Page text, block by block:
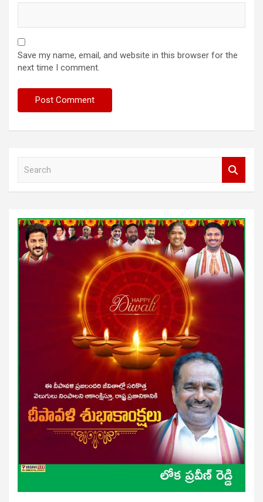
Save my name, email, and website in this browser for the
next time I comment.
h